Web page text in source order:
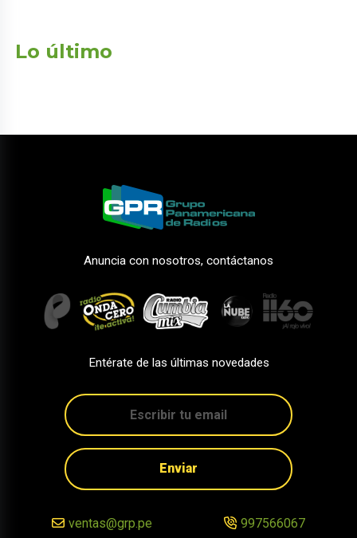
Lo último
Anuncia con nosotros, contáctanos
Entérate de las últimas novedades
Enviar
ventas@grp.pe 997566067